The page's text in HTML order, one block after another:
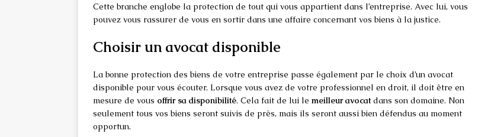
Cette branche englobe la protection de tout qui vous appartient dans l’entreprise. Avec lui, vous
pouvez vous rassurer de vous en sortir dans une affaire concernant vos biens à la justice.
Choisir un avocat disponible
La bonne protection des biens de votre entreprise passe également par le choix d’un avocat
disponible pour vous écouter. Lorsque vous avez de votre professionnel en droit, il doit être en
mesure de vous offrir sa disponibilité. Cela fait de lui le meilleur avocatdans son domaine. Non
seulement tous vos biens seront suivis de près, mais ils seront aussi bien défendus au moment
opportun.